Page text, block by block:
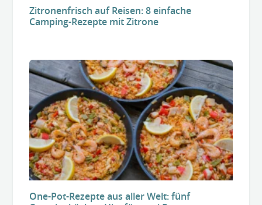
Zitronenfrisch auf Reisen: 8 einfache
Camping-Rezepte mit Zitrone
One-Pot-Rezepte aus aller Welt: fünf